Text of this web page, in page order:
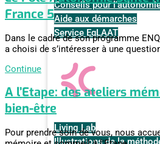
Conseils pour
Aide aux démarches
Service EqLAAT
Living Lab
Illustrations de la
France 5
Dans le cadre de son programme
a choisi de s’intéresser à une
Continue
A l’Etape: des ateliers
bien-être
Pour prendre soin de vous, nous